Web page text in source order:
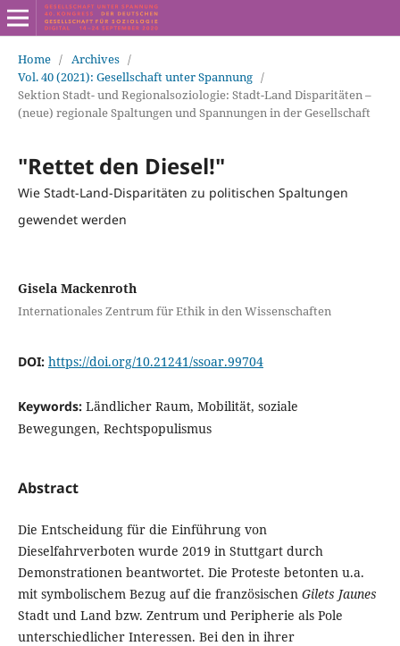
Home / Archives /
Vol. 40 (2021): Gesellschaft unter Spannung /
Sektion Stadt- und Regionalsoziologie: Stadt-Land Disparitäten –
(neue) regionale Spaltungen und Spannungen in der Gesellschaft
"Rettet den Diesel!"
Wie Stadt-Land-Disparitäten zu politischen Spaltungen
gewendet werden
Gisela Mackenroth
Internationales Zentrum für Ethik in den Wissenschaften
DOI: https://doi.org/10.21241/ssoar.99704
Keywords: Ländlicher Raum, Mobilität, soziale
Bewegungen, Rechtspopulismus
Abstract
Die Entscheidung für die Einführung von
Dieselfahrverboten wurde 2019 in Stuttgart durch
Demonstrationen beantwortet. Die Proteste betonten u.a.
mit symbolischem Bezug auf die französischen Gilets Jaunes
Stadt und Land bzw. Zentrum und Peripherie als Pole
unterschiedlicher Interessen. Bei den in ihrer